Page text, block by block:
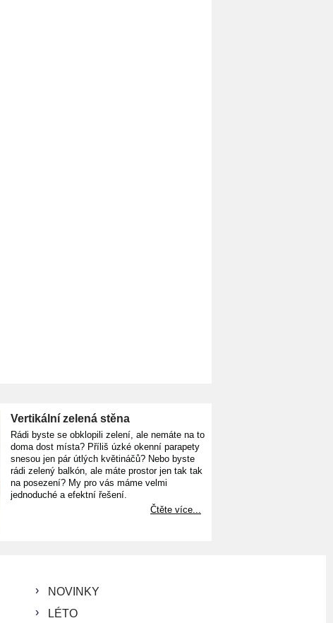
Vertikální zelená stěna
Rádi byste se obklopili zelení, ale nemáte na to
doma dost místa? Příliš úzké okenní parapety
snesou jen pár útlých květináčů? Nebo byste
rádi zelený balkón, ale máte prostor jen tak tak
na posezení? My pro vás máme velmi
jednoduché a efektní řešení.
Čtěte více...
NOVINKY
LÉTO